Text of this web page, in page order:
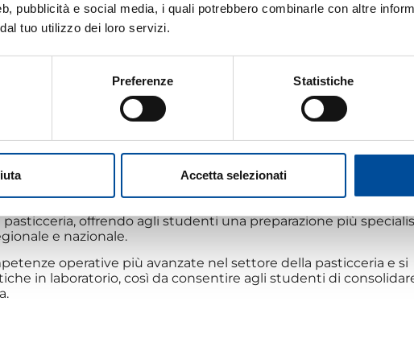
pubblicità e social media, i quali potrebbero combinarle con altre
tuo utilizzo dei loro servizi.
Preferenze Statistiche
Accetta selezionati
offrendo agli studenti una preparazione più
e nazionale.
operative più avanzate nel settore della pasticceria e si
in laboratorio, così da consentire agli studenti di